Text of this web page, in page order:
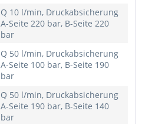
Q 10 l/min, Druckabsicherung
A-Seite 220 bar, B-Seite 220
bar
Q 50 l/min, Druckabsicherung
A-Seite 100 bar, B-Seite 190
bar
Q 50 l/min, Druckabsicherung
A-Seite 190 bar, B-Seite 140
bar